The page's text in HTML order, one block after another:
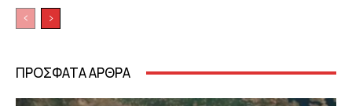
ΠΡΟΣΦΑΤΑ ΑΡΘΡΑ